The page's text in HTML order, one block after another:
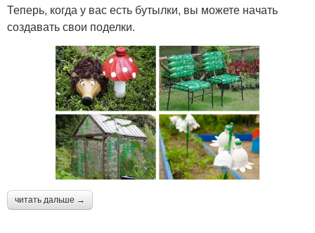
Теперь, когда у вас есть бутылки, вы можете начать
создавать свои поделки.
читать дальше →